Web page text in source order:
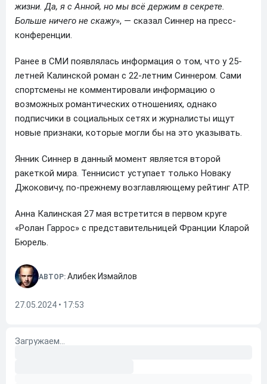
жизни. Да, я с Анной, но мы всё держим в секрете.
Больше ничего не скажу», — сказал Синнер на пресс-
конференции.
Ранее в СМИ появлялась информация о том, что у 25-
летней Калинской роман с 22-летним Синнером. Сами
спортсмены не комментировали информацию о
возможных романтических отношениях, однако
подписчики в социальных сетях и журналисты ищут
новые признаки, которые могли бы на это указывать.
Янник Синнер в данный момент является второй
ракеткой мира. Теннисист уступает только Новаку
Джоковичу, по-прежнему возглавляющему рейтинг АТР.
Анна Калинская 27 мая встретится в первом круге
«Ролан Гаррос» с представительницей Франции Кларой
Бюрель.
АВТОР: Алибек Измайлов
27.05.2024 • 17:53